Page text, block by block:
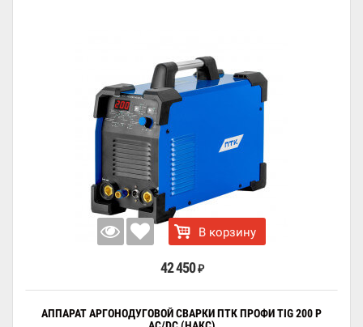
В корзину
42 450 ₽
АППАРАТ АРГОНОДУГОВОЙ СВАРКИ ПТК ПРОФИ TIG 200 P